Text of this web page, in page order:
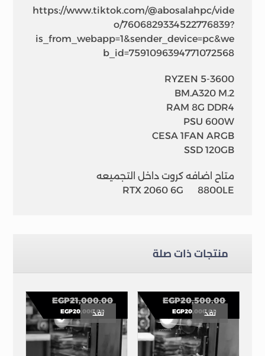
https://www.tiktok.com/@abosalahpc/vide
o/7606829334522776839?
is_from_webapp=1&sender_device=pc&we
b_id=7591096394771072568
RYZEN 5-3600
BM.A320 M.2
RAM 8G DDR4
PSU 600W
CESA 1FAN ARGB
SSD 120GB
متاح اضافه كروت داخل التجميعه
RTX 2060 6G 8800LE
منتجات ذات صلة
EGP20,500.00
EGP20,000.00
نفذ
EGP21,000.00
EGP20,000.00
نفذ